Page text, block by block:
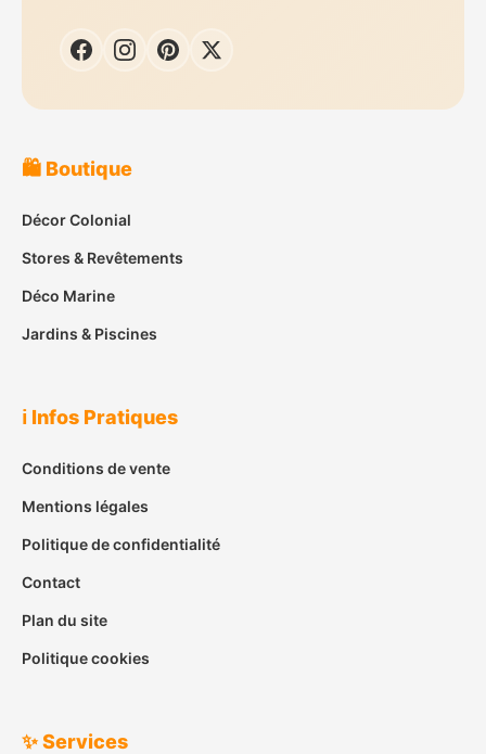
🛍️ Boutique
Décor Colonial
Stores & Revêtements
Déco Marine
Jardins & Piscines
ℹ️ Infos Pratiques
Conditions de vente
Mentions légales
Politique de confidentialité
Contact
Plan du site
Politique cookies
✨ Services